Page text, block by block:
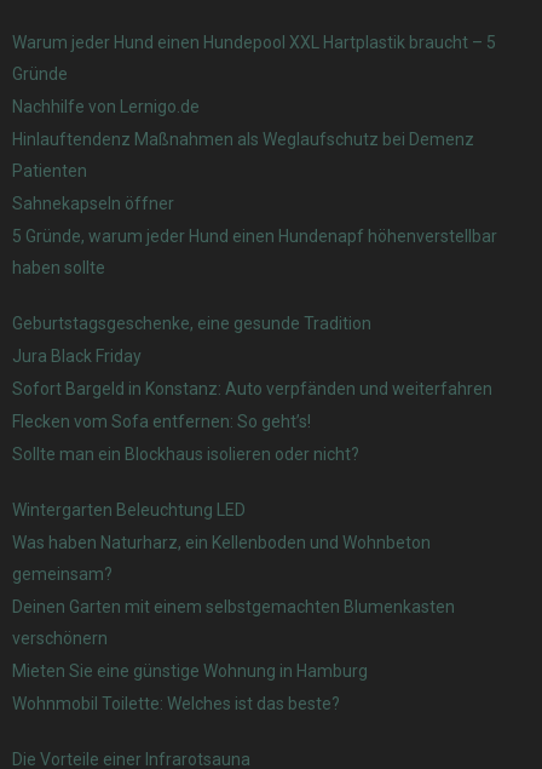
Warum jeder Hund einen Hundepool XXL Hartplastik braucht – 5
Gründe
Nachhilfe von Lernigo.de
Hinlauftendenz Maßnahmen als Weglaufschutz bei Demenz
Patienten
Sahnekapseln öffner
5 Gründe, warum jeder Hund einen Hundenapf höhenverstellbar
haben sollte
Geburtstagsgeschenke, eine gesunde Tradition
Jura Black Friday
Sofort Bargeld in Konstanz: Auto verpfänden und weiterfahren
Flecken vom Sofa entfernen: So geht’s!
Sollte man ein Blockhaus isolieren oder nicht?
Wintergarten Beleuchtung LED
Was haben Naturharz, ein Kellenboden und Wohnbeton
gemeinsam?
Deinen Garten mit einem selbstgemachten Blumenkasten
verschönern
Mieten Sie eine günstige Wohnung in Hamburg
Wohnmobil Toilette: Welches ist das beste?
Die Vorteile einer Infrarotsauna